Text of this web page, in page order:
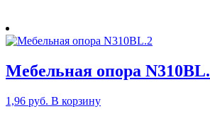
Мебельная опора
1,96 руб. В корзину